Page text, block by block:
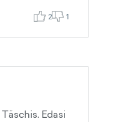
2 1
Edasi